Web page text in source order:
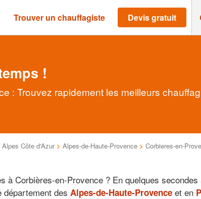
Trouver un chauffagiste Devis gratuit
!
: Trouvez rapidement les meilleurs
Côte d'Azur > Alpes-de-Haute-Provence > Corbieres-en-
à Corbières-en-Provence ? En quelques
des Alpes-de-Haute-Provence et en